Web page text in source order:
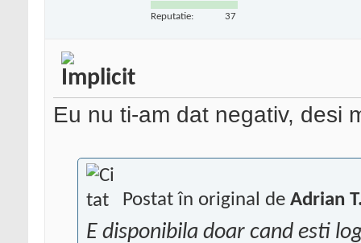
Reputatie: 37
Eu nu ti-am dat negativ, desi
Postat în original de Adrian
E disponibila doar cand esti